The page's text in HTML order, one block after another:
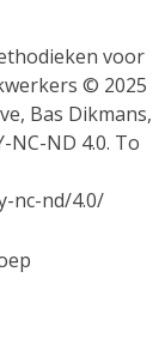
voor
© 2025
Bas Dikmans,
NC-ND 4.0. To
nc-nd/4.0/